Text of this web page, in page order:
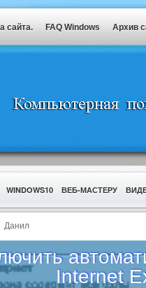
сайта. FAQ Windows Архив
WINDOWS10 ВЕБ-МАСТЕРУ
Данил
Internet